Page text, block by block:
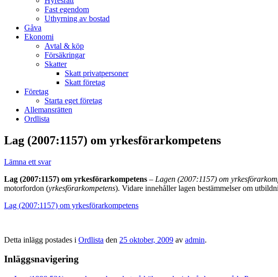
Fast egendom
Uthyrning av bostad
Gåva
Ekonomi
Avtal & köp
Försäkringar
Skatter
Skatt privatpersoner
Skatt företag
Företag
Starta eget företag
Allemansrätten
Ordlista
Lag (2007:1157) om yrkesförarkompetens
Lämna ett svar
Lag (2007:1157) om yrkesförarkompetens – Lagen (2007:1157) om
motorfordon (yrkesförarkompetens). Vidare innehåller lagen bestämmelser om
Lag (2007:1157) om yrkesförarkompetens
Detta inlägg postades i Ordlista den 25 oktober, 2009 av admin.
Inläggsnavigering